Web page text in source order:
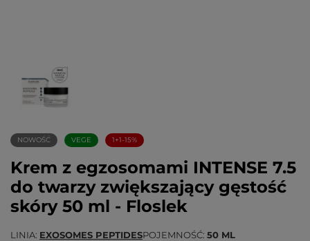
NOWOŚĆ VEGE 1+1-15%
Krem z egzosomami INTENSE 7.5
do twarzy zwiększający gęstość
skóry 50 ml - Floslek
LINIA EXOSOMES PEPTIDESPOJEMNOŚĆ 50 ML